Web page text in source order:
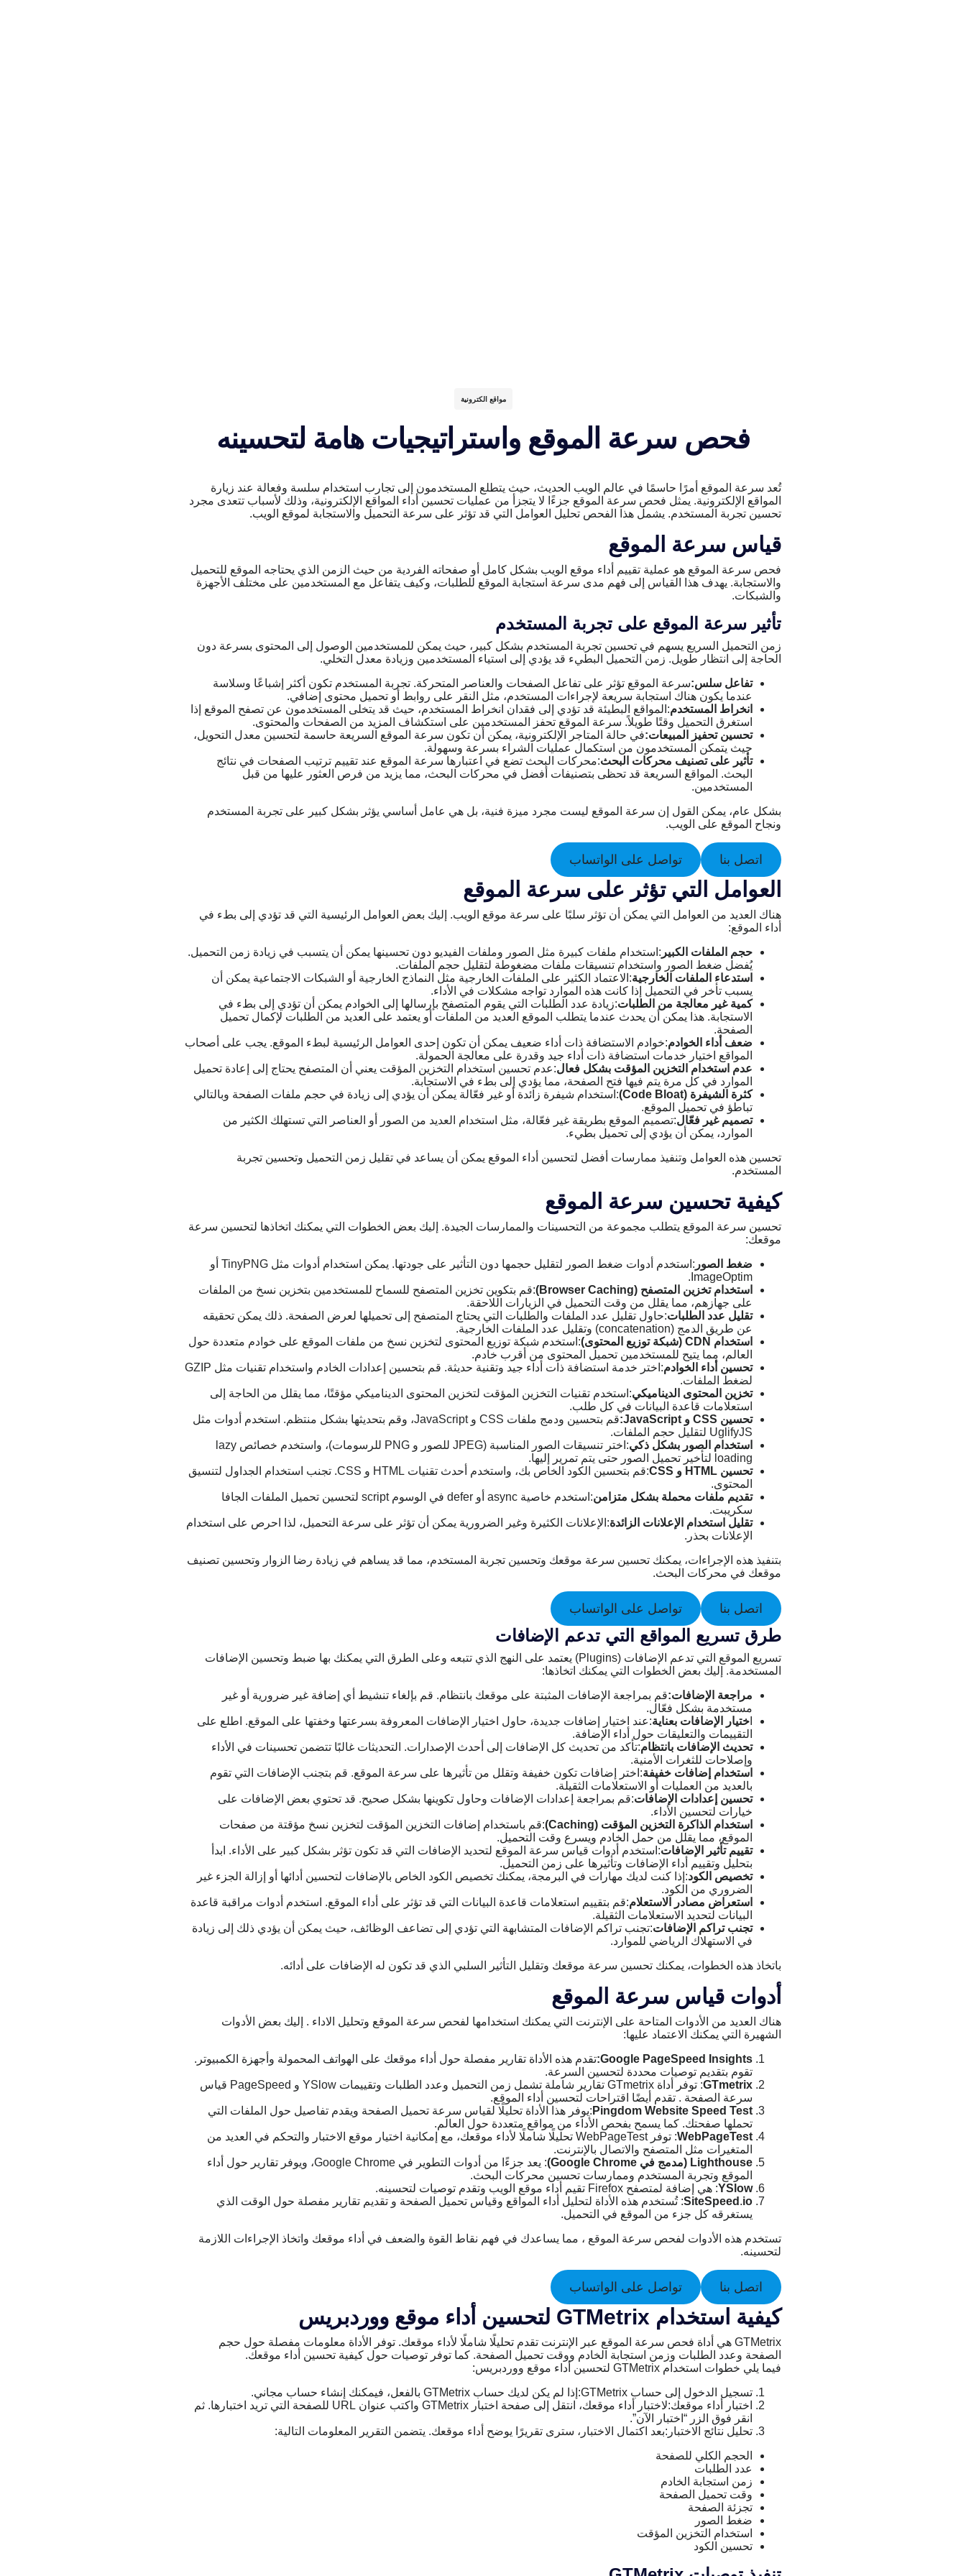
مواقع الكترونية
فحص سرعة الموقع واستراتيجيات هامة لتحسينه
تُعد سرعة الموقع أمرًا حاسمًا في عالم الويب الحديث، حيث يتطلع المستخدمون إلى تجارب استخدام سلسة وفعالة عند زيارة
المواقع الإلكترونية. يمثل فحص سرعة الموقع جزءًا لا يتجزأ من عمليات تحسين أداء المواقع الإلكترونية، وذلك لأسباب تتعدى مجرد
تحسين تجربة المستخدم. يشمل هذا الفحص تحليل العوامل التي قد تؤثر على سرعة التحميل والاستجابة لموقع الويب.
قياس سرعة الموقع
فحص سرعة الموقع هو عملية تقييم أداء موقع الويب بشكل كامل أو صفحاته الفردية من حيث الزمن الذي يحتاجه الموقع للتحميل
والاستجابة. يهدف هذا القياس إلى فهم مدى سرعة استجابة الموقع للطلبات، وكيف يتفاعل مع المستخدمين على مختلف الأجهزة
والشبكات.
تأثير سرعة الموقع على تجربة المستخدم
زمن التحميل السريع يسهم في تحسين تجربة المستخدم بشكل كبير، حيث يمكن للمستخدمين الوصول إلى المحتوى بسرعة دون
الحاجة إلى انتظار طويل. زمن التحميل البطيء قد يؤدي إلى استياء المستخدمين وزيادة معدل التخلي.
تفاعل سلس:سرعة الموقع تؤثر على تفاعل الصفحات والعناصر المتحركة. تجربة المستخدم تكون أكثر إشباعًا وسلاسة
عندما يكون هناك استجابة سريعة لإجراءات المستخدم، مثل النقر على روابط أو تحميل محتوى إضافي.
انخراط المستخدم:المواقع البطيئة قد تؤدي إلى فقدان انخراط المستخدم، حيث قد يتخلى المستخدمون عن تصفح الموقع إذا
استغرق التحميل وقتًا طويلاً. سرعة الموقع تحفز المستخدمين على استكشاف المزيد من الصفحات والمحتوى.
تحسين تحفيز المبيعات:في حالة المتاجر الإلكترونية، يمكن أن تكون سرعة الموقع السريعة حاسمة لتحسين معدل التحويل،
حيث يتمكن المستخدمون من استكمال عمليات الشراء بسرعة وسهولة.
تأثير على تصنيف محركات البحث:محركات البحث تضع في اعتبارها سرعة الموقع عند تقييم ترتيب الصفحات في نتائج
البحث. المواقع السريعة قد تحظى بتصنيفات أفضل في محركات البحث، مما يزيد من فرص العثور عليها من قبل
المستخدمين.
بشكل عام، يمكن القول إن سرعة الموقع ليست مجرد ميزة فنية، بل هي عامل أساسي يؤثر بشكل كبير على تجربة المستخدم
ونجاح الموقع على الويب.
اتصل بنا تواصل على الواتساب
العوامل التي تؤثر على سرعة الموقع
هناك العديد من العوامل التي يمكن أن تؤثر سلبًا على سرعة موقع الويب. إليك بعض العوامل الرئيسية التي قد تؤدي إلى بطء في
أداء الموقع:
حجم الملفات الكبير :استخدام ملفات كبيرة مثل الصور وملفات الفيديو دون تحسينها يمكن أن يتسبب في زيادة زمن التحميل.
يُفضل ضغط الصور واستخدام تنسيقات ملفات مضغوطة لتقليل حجم الملفات.
استدعاء الملفات الخارجية:الاعتماد الكثير على الملفات الخارجية مثل النماذج الخارجية أو الشبكات الاجتماعية يمكن أن
يسبب تأخر في التحميل إذا كانت هذه الموارد تواجه مشكلات في الأداء.
كمية غير معالجة من الطلبات:زيادة عدد الطلبات التي يقوم المتصفح بإرسالها إلى الخوادم يمكن أن تؤدي إلى بطء في
الاستجابة. هذا يمكن أن يحدث عندما يتطلب الموقع العديد من الملفات أو يعتمد على العديد من الطلبات لإكمال تحميل
الصفحة.
ضعف أداء الخوادم:خوادم الاستضافة ذات أداء ضعيف يمكن أن تكون إحدى العوامل الرئيسية لبطء الموقع. يجب على أصحاب
المواقع اختيار خدمات استضافة ذات أداء جيد وقدرة على معالجة الحمولة.
عدم استخدام التخزين المؤقت بشكل فعال:عدم تحسين استخدام التخزين المؤقت يعني أن المتصفح يحتاج إلى إعادة تحميل
الموارد في كل مرة يتم فيها فتح الصفحة، مما يؤدي إلى بطء في الاستجابة.
كثرة الشيفرة (Code Bloat)
:استخدام شيفرة زائدة أو غير فعّالة يمكن أن يؤدي إلى زيادة في حجم ملفات الصفحة وبالتالي
تباطؤ في تحميل الموقع.
تصميم غير فعّال:تصميم الموقع بطريقة غير فعّالة، مثل استخدام العديد من الصور أو العناصر التي تستهلك الكثير من
الموارد، يمكن أن يؤدي إلى تحميل بطيء.
تحسين هذه العوامل وتنفيذ ممارسات أفضل لتحسين أداء الموقع يمكن أن يساعد في تقليل زمن التحميل وتحسين تجربة
المستخدم.
كيفية تحسين سرعة الموقع
تحسين سرعة الموقع يتطلب مجموعة من التحسينات والممارسات الجيدة. إليك بعض الخطوات التي يمكنك اتخاذها لتحسين سرعة
موقعك:
ضغط الصور
:استخدم أدوات ضغط الصور لتقليل حجمها دون التأثير على جودتها. يمكن استخدام أدوات مثل TinyPNG أو
ImageOptim.
استخدام تخزين المتصفح (Browser Caching)
:قم بتكوين تخزين المتصفح للسماح للمستخدمين بتخزين نسخ من الملفات
على جهازهم، مما يقلل من وقت التحميل في الزيارات اللاحقة.
تقليل عدد الطلبات:حاول تقليل عدد الملفات والطلبات التي يحتاج المتصفح إلى تحميلها لعرض الصفحة. ذلك يمكن تحقيقه
عن طريق الدمج (concatenation) وتقليل عدد الملفات الخارجية.
استخدام CDN (شبكة توزيع المحتوى)
:استخدم شبكة توزيع المحتوى لتخزين نسخ من ملفات الموقع على خوادم متعددة حول
العالم، مما يتيح للمستخدمين تحميل المحتوى من أقرب خادم.
تحسين أداء الخوادم
:اختر خدمة استضافة ذات أداء جيد وتقنية حديثة. قم بتحسين إعدادات الخادم واستخدام تقنيات مثل GZIP
لضغط الملفات.
تخزين المحتوى الديناميكي:استخدم تقنيات التخزين المؤقت لتخزين المحتوى الديناميكي مؤقتًا، مما يقلل من الحاجة إلى
استعلامات قاعدة البيانات في كل طلب.
تحسين CSS و JavaScript:
قم بتحسين ودمج ملفات CSS و JavaScript، وقم بتحديثها بشكل منتظم. استخدم أدوات مثل
UglifyJS لتقليل حجم الملفات.
استخدام الصور بشكل ذكي
:اختر تنسيقات الصور المناسبة (JPEG للصور و PNG للرسومات)، واستخدم خصائص lazy
loading لتأخير تحميل الصور حتى يتم تمرير إليها.
تحسين HTML و CSS
:قم بتحسين الكود الخاص بك، واستخدم أحدث تقنيات HTML و CSS. تجنب استخدام الجداول لتنسيق
المحتوى.
تقديم ملفات محملة بشكل متزامن
:استخدم خاصية async أو defer في الوسوم script لتحسين تحميل الملفات الجافا
سكريبت.
تقليل استخدام الإعلانات الزائدة:الإعلانات الكثيرة وغير الضرورية يمكن أن تؤثر على سرعة التحميل، لذا احرص على استخدام
الإعلانات بحذر.
بتنفيذ هذه الإجراءات، يمكنك تحسين سرعة موقعك وتحسين تجربة المستخدم، مما قد يساهم في زيادة رضا الزوار وتحسين تصنيف
موقعك في محركات البحث.
اتصل بنا تواصل على الواتساب
طرق تسريع المواقع التي تدعم الإضافات
تسريع الموقع التي تدعم الإضافات (Plugins) يعتمد على النهج الذي تتبعه وعلى الطرق التي يمكنك بها ضبط وتحسين الإضافات
المستخدمة. إليك بعض الخطوات التي يمكنك اتخاذها:
مراجعة الإضافات:قم بمراجعة الإضافات المثبتة على موقعك بانتظام. قم بإلغاء تنشيط أي إضافة غير ضرورية أو غير
مستخدمة بشكل فعّال.
ختيار الإضافات بعناية:عند اختيار إضافات جديدة، حاول اختيار الإضافات المعروفة بسرعتها وخفتها على الموقع. اطلع على
التقييمات والتعليقات حول أداء الإضافة.
تحديث الإضافات بانتظام:تأكد من تحديث كل الإضافات إلى أحدث الإصدارات. التحديثات غالبًا تتضمن تحسينات في الأداء
وإصلاحات للثغرات الأمنية.
استخدام إضافات خفيفة:اختر إضافات تكون خفيفة وتقلل من تأثيرها على سرعة الموقع. قم بتجنب الإضافات التي تقوم
بالعديد من العمليات أو الاستعلامات الثقيلة.
تحسين إعدادات الإضافات:قم بمراجعة إعدادات الإضافات وحاول تكوينها بشكل صحيح. قد تحتوي بعض الإضافات على
خيارات لتحسين الأداء.
استخدام الذاكرة التخزين المؤقت (Caching)
:قم باستخدام إضافات التخزين المؤقت لتخزين نسخ مؤقتة من صفحات
الموقع، مما يقلل من حمل الخادم ويسرع وقت التحميل.
تقييم تأثير الإضافات:استخدم أدوات قياس سرعة الموقع لتحديد الإضافات التي قد تكون تؤثر بشكل كبير على الأداء. ابدأ
بتحليل وتقييم أداء الإضافات وتأثيرها على زمن التحميل.
تخصيص الكود:إذا كنت لديك مهارات في البرمجة، يمكنك تخصيص الكود الخاص بالإضافات لتحسين أدائها أو إزالة الجزء غير
الضروري من الكود.
استعراض مصادر الاستعلام:قم بتقييم استعلامات قاعدة البيانات التي قد تؤثر على أداء الموقع. استخدم أدوات مراقبة قاعدة
البيانات لتحديد الاستعلامات الثقيلة.
تجنب تراكم الإضافات:تجنب تراكم الإضافات المتشابهة التي تؤدي إلى تضاعف الوظائف، حيث يمكن أن يؤدي ذلك إلى زيادة
في الاستهلاك الرياضي للموارد.
باتخاذ هذه الخطوات، يمكنك تحسين سرعة موقعك وتقليل التأثير السلبي الذي قد تكون له الإضافات على أدائه.
أدوات قياس سرعة الموقع
هناك العديد من الأدوات المتاحة على الإنترنت التي يمكنك استخدامها لفحص سرعة الموقع وتحليل الاداء . إليك بعض الأدوات
الشهيرة التي يمكنك الاعتماد عليها:
Google PageSpeed Insights: تقدم هذه الأداة تقارير مفصلة حول أداء موقعك على الهواتف المحمولة وأجهزة الكمبيوتر.
تقوم بتقديم توصيات محددة لتحسين السرعة.
GTmetrix
: توفر أداة GTmetrix تقارير شاملة تشمل زمن التحميل وعدد الطلبات وتقييمات YSlow و PageSpeed قياس
سرعة الصفحة . تقدم أيضًا اقتراحات لتحسين أداء الموقع.
Pingdom Website Speed Test :يوفر هذا الأداة تحليلًا لقياس سرعة تحميل الصفحة ويقدم تفاصيل حول الملفات التي
تحملها صفحتك. كما يسمح بفحص الأداء من مواقع متعددة حول العالم.
WebPageTest
: توفر WebPageTest تحليلًا شاملًا لأداء موقعك، مع إمكانية اختيار موقع الاختبار والتحكم في العديد من
المتغيرات مثل المتصفح والاتصال بالإنترنت.
Lighthouse (مدمج في Google Chrome)
: يعد جزءًا من أدوات التطوير في Google Chrome، ويوفر تقارير حول أداء
الموقع وتجربة المستخدم وممارسات تحسين محركات البحث.
YSlow: هي إضافة لمتصفح Firefox تقيم أداء موقع الويب وتقدم توصيات لتحسينه.
SiteSpeed .io
: تُستخدم هذه الأداة لتحليل أداء المواقع وقياس تحميل الصفحة و تقديم تقارير مفصلة حول الوقت الذي
يستغرقه كل جزء من الموقع في التحميل.
تستخدم هذه الأدوات لفحص سرعة الموقع ، مما يساعدك في فهم نقاط القوة والضعف في أداء موقعك واتخاذ الإجراءات اللازمة
لتحسينه.
اتصل بنا تواصل على الواتساب
كيفية استخدام GTMetrix لتحسين أداء موقع ووردبريس
GTMetrix هي أداة فحص سرعة الموقع عبر الإنترنت تقدم تحليلًا شاملًا لأداء موقعك. توفر الأداة معلومات مفصلة حول حجم
الصفحة وعدد الطلبات وزمن استجابة الخادم ووقت تحميل الصفحة. كما توفر توصيات حول كيفية تحسين أداء موقعك.
فيما يلي خطوات استخدام GTMetrix لتحسين أداء موقع ووردبريس:
تسجيل الدخول إلى حساب GTMetrix:إذا لم يكن لديك حساب GTMetrix بالفعل، فيمكنك إنشاء حساب مجاني.
اختبار أداء موقعك:لاختبار أداء موقعك، انتقل إلى صفحة اختبار GTMetrix واكتب عنوان URL للصفحة التي تريد اختبارها. ثم
انقر فوق الزر “اختبار الآن”.
تحليل نتائج الاختبار:بعد اكتمال الاختبار، سترى تقريرًا يوضح أداء موقعك. يتضمن التقرير المعلومات التالية:
الحجم الكلي للصفحة
عدد الطلبات
زمن استجابة الخادم
وقت تحميل الصفحة
تجزئة الصفحة
ضغط الصور
استخدام التخزين المؤقت
تحسين الكود